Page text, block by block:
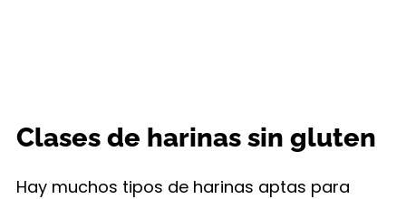
Clases de harinas sin gluten
Hay muchos tipos de harinas aptas para